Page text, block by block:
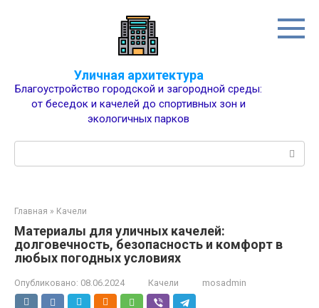
Уличная архитектура
Благоустройство городской и загородной среды:
от беседок и качелей до спортивных зон и
экологичных парков
Главная » Качели
Материалы для уличных качелей:
долговечность, безопасность и комфорт в
любых погодных условиях
Опубликовано: 08.06.2024 Качели mosadmin